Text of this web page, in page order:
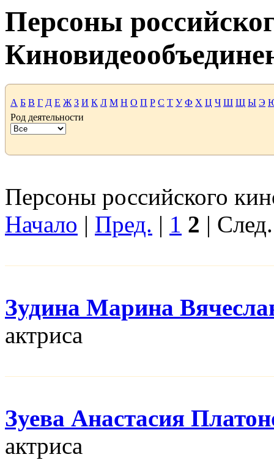
Персоны
А Б В Г Д Е Ж З И К Л М Н О П Р С Т У Ф Х Ц Ч Ш Щ Ы Э
Род деятельности
Персоны российского
Начало | Пред. | 1 2 |
Зудина Марина
актриса
Зуева Анастасия
актриса